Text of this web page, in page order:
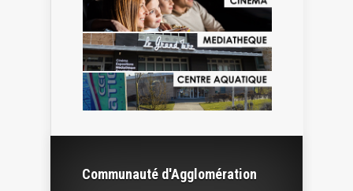
Communauté d'Agglomération